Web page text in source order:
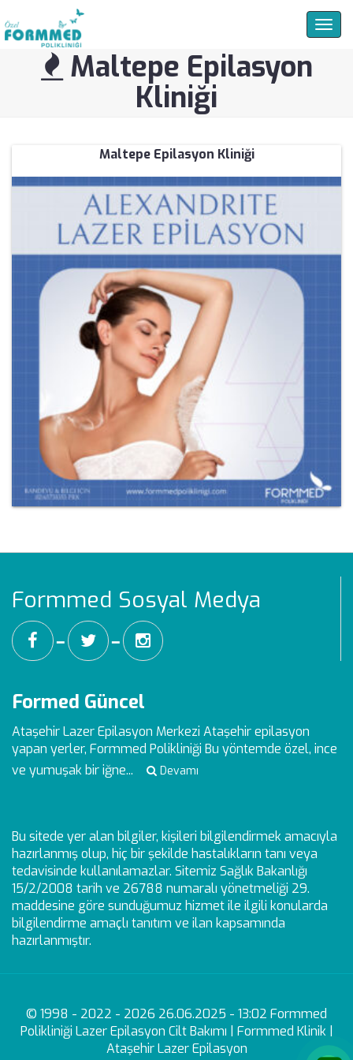
Maltepe Epilasyon
Kliniği
Maltepe Epilasyon Kliniği
Formmed Sosyal Medya
━ ━
Formed Güncel
Ataşehir Lazer Epilasyon Merkezi Ataşehir epilasyon
yapan yerler, Formmed Polikliniği Bu yöntemde özel, ince
ve yumuşak bir iğne...
Devamı
Bu sitede yer alan bilgiler, kişileri bilgilendirmek amacıyla
hazırlanmış olup, hiç bir şekilde hastalıkların tanı veya
tedavisinde kullanılamazlar. Sitemiz Sağlık Bakanlığı
15/2/2008 tarih ve 26788 numaralı yönetmeliği 29.
maddesine göre sunduğumuz hizmet ile ilgili konularda
bilgilendirme amaçlı tanıtım ve ilan kapsamında
hazırlanmıştır.
© 1998 - 2022 - 2026 26.06.2025 - 13:02 Formmed
Polikliniği Lazer Epilasyon Cilt Bakımı | Formmed Klinik |
Ataşehir Lazer Epilasyon